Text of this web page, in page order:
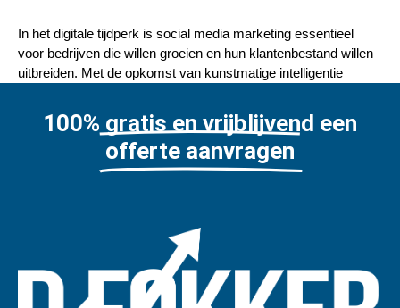
In het digitale tijdperk is social media marketing essentieel
voor bedrijven die willen groeien en hun klantenbestand willen
uitbreiden. Met de opkomst van kunstmatige intelligentie
100% gratis en vrijblijvend een
offerte aanvragen